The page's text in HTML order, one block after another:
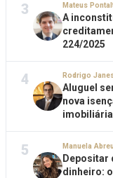
3 Mateus
A
224/2025
4 Rodrigo
Aluguel
nova
imobiliária
5 Manuela Abreu
Depositar
dinheiro: